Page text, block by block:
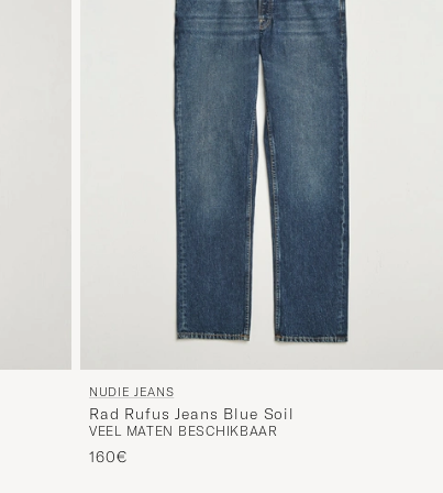
NUDIE JEANS
Rad Rufus Jeans Blue Soil
VEEL MATEN BESCHIKBAAR
160€